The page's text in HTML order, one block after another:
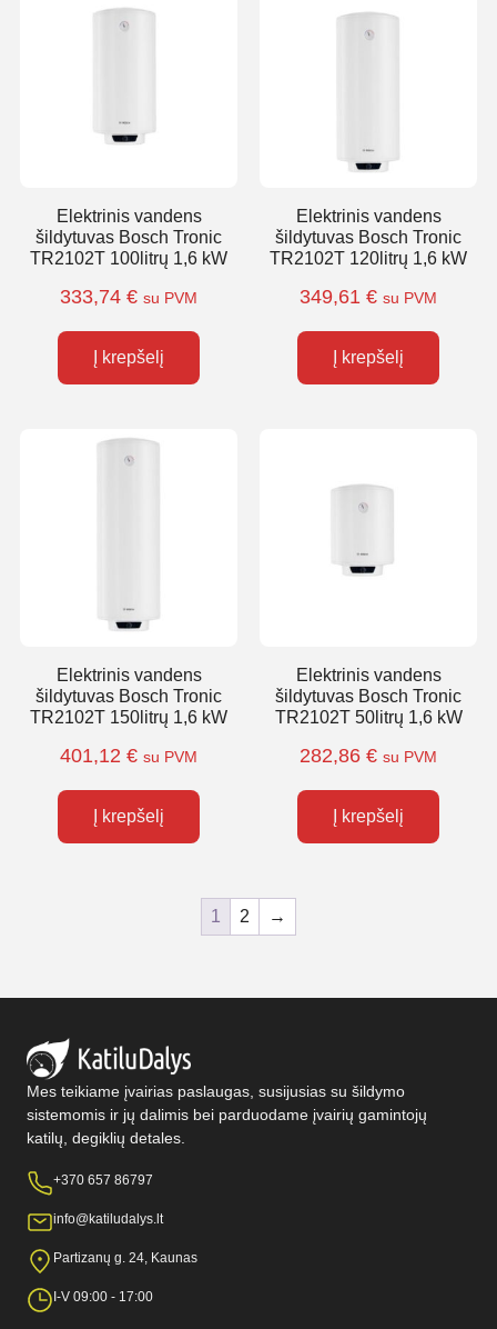
Elektrinis vandens
šildytuvas Bosch Tronic
TR2102T 100litrų 1,6 kW
333,74 € su PVM
Į krepšelį
Elektrinis vandens
šildytuvas Bosch Tronic
TR2102T 120litrų 1,6 kW
349,61 € su PVM
Į krepšelį
Elektrinis vandens
šildytuvas Bosch Tronic
TR2102T 150litrų 1,6 kW
401,12 € su PVM
Į krepšelį
Elektrinis vandens
šildytuvas Bosch Tronic
TR2102T 50litrų 1,6 kW
282,86 € su PVM
Į krepšelį
1 2 →
Mes teikiame įvairias paslaugas, susijusias su šildymo
sistemomis ir jų dalimis bei parduodame įvairių gamintojų
katilų, degiklių detales.
+370 657 86797
info@katiludalys.lt
Partizanų g. 24, Kaunas
I-V 09:00 - 17:00